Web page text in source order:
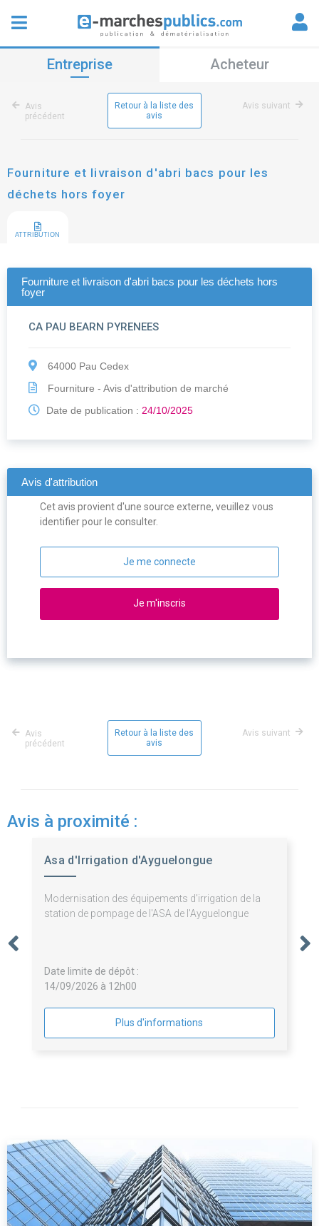
Entreprise Acheteur
Avis
précédent
Retour à la liste des
avis
Avis suivant
Fourniture et livraison d'abri bacs pour les
déchets hors foyer
ATTRIBUTION
Fourniture et livraison d'abri bacs pour les déchets hors
foyer
CA PAU BEARN PYRENEES
64000 Pau Cedex
Fourniture - Avis d'attribution de marché
Date de publication : 24/10/2025
Avis d'attribution
Cet avis provient d'une source externe, veuillez vous
identifier pour le consulter.
Je me connecte
Je m'inscris
Avis
précédent
Retour à la liste des
avis
Avis suivant
Avis à proximité :
Asa d'Irrigation d'Ayguelongue
Modernisation des équipements d'irrigation de la
station de pompage de l'ASA de l'Ayguelongue
Date limite de dépôt :
14/09/2026 à 12h00
Plus d'informations